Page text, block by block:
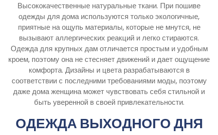
Высококачественные натуральные ткани. При пошиве
одежды для дома используются только экологичные,
приятные на ощупь материалы, которые не мнутся, не
вызывают аллергических реакций и легко стираются.
Одежда для крупных дам отличается простым и удобным
кроем, поэтому она не стесняет движений и дает ощущение
комфорта. Дизайны и цвета разрабатываются в
соответствии с последними требованиями моды, поэтому
даже дома женщина может чувствовать себя стильной и
быть уверенной в своей привлекательности.
ОДЕЖДА ВЫХОДНОГО ДНЯ